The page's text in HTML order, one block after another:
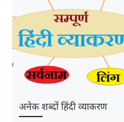
अनेक शब्दों हिंदी व्याकरण